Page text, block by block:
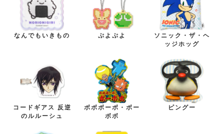
なんでもいきもの ぷよぷよ
ソニック・ザ・ヘ
ッジホッグ
コードギアス 反逆
のルルーシュ
ボボボーボ・ボー
ボボ
ピングー